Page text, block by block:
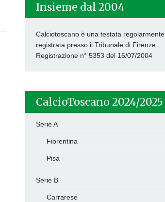
Insieme dal 2004
Calciotoscano è una testata regolarmente
registrata presso il Tribunale di Firenze.
Registrazione n° 5353 del 16/07/2004
CalcioToscano 2024/2025
Serie A
Fiorentina
Pisa
Serie B
Carrarese